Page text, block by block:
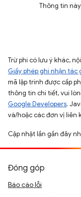
Thông tin
Trừ phi có lưu ý khác,
Giấy phép ghi nhận tác
mã lập trình được cấp
thông tin chi tiết, vui
Google Developers.
và/hoặc các đơn vị liên
Cập nhật lần gần đây
Đóng góp
Báo cáo lỗi